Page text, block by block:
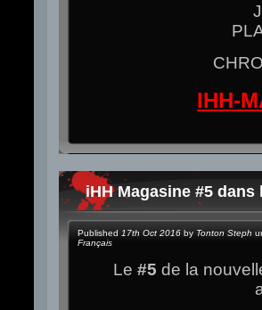
IHH-
iHH Magasine #5
Published 17th Oct 2016 by Tonton Steph
Français
Le #5 de la